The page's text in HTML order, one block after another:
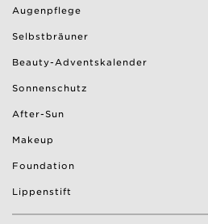
Augenpflege
Selbstbräuner
Beauty-Adventskalender
Sonnenschutz
After-Sun
Makeup
Foundation
Lippenstift